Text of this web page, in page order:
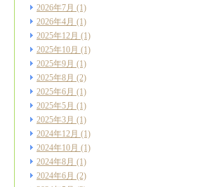
2026年7月 (1)
2026年4月 (1)
2025年12月 (1)
2025年10月 (1)
2025年9月 (1)
2025年8月 (2)
2025年6月 (1)
2025年5月 (1)
2025年3月 (1)
2024年12月 (1)
2024年10月 (1)
2024年8月 (1)
2024年6月 (2)